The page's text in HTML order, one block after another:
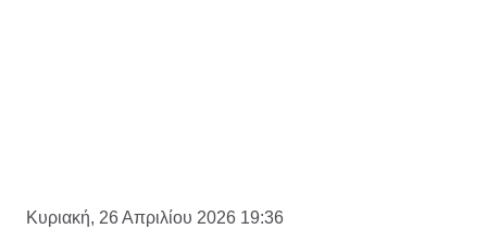
Κυριακή, 26 Απριλίου 2026 19:36